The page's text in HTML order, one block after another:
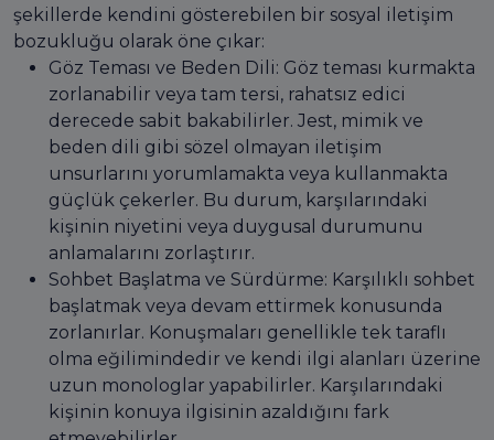
şekillerde kendini gösterebilen bir sosyal iletişim
bozukluğu olarak öne çıkar:
Göz Teması ve Beden Dili: Göz teması kurmakta
zorlanabilir veya tam tersi, rahatsız edici
derecede sabit bakabilirler. Jest, mimik ve
beden dili gibi sözel olmayan iletişim
unsurlarını yorumlamakta veya kullanmakta
güçlük çekerler. Bu durum, karşılarındaki
kişinin niyetini veya duygusal durumunu
anlamalarını zorlaştırır.
Sohbet Başlatma ve Sürdürme: Karşılıklı sohbet
başlatmak veya devam ettirmek konusunda
zorlanırlar. Konuşmaları genellikle tek taraflı
olma eğilimindedir ve kendi ilgi alanları üzerine
uzun monologlar yapabilirler. Karşılarındaki
kişinin konuya ilgisinin azaldığını fark